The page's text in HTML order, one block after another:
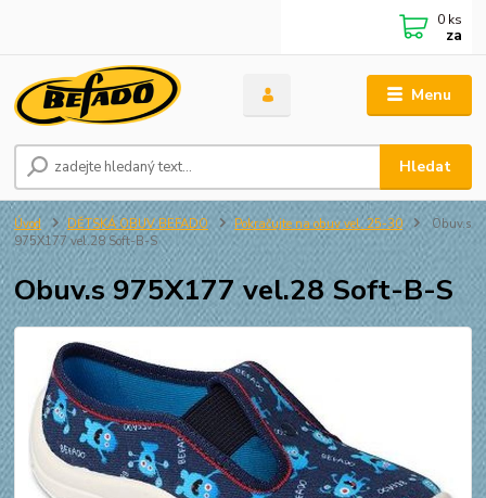
Menu
Hledat
0 ks
za
Úvod DĚTSKÁ OBUV BEFADO Pokračujte na obuv vel. 25-30
Obuv.s
975X177 vel.28 Soft-B-S
Obuv.s 975X177 vel.28 Soft-B-S